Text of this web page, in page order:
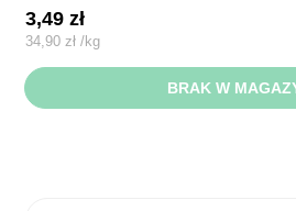
3,49zł
34,90 zł /kg
BRAK W